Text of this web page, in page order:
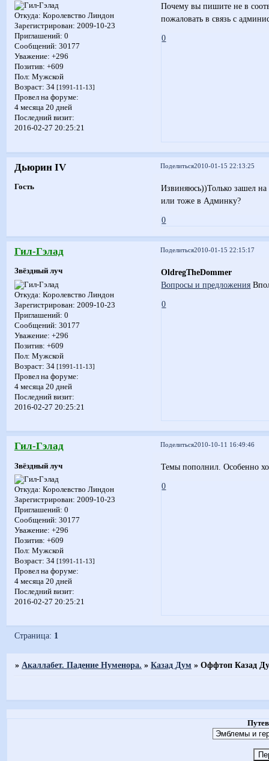
Откуда: Королевство Линдон
Зарегистрирован: 2009-10-23
Приглашений: 0
Сообщений: 30177
Уважение: +296
Позитив: +609
Пол: Мужской
Возраст: 34 [1991-11-13]
Провел на форуме:
4 месяца 20 дней
Последний визит:
2016-02-27 20:25:21
Почему вы пишите не в
пожаловать в связь с
0
Поделиться2010-01-15 22:13:25
Дьюрин IV
Гость
Извиняюсь))Только зашел
или тоже в Админку?
0
Поделиться2010-01-15 22:15:17
Гил-Гэлад
Звёздный луч
Откуда: Королевство Линдон
Зарегистрирован: 2009-10-23
Приглашений: 0
Сообщений: 30177
Уважение: +296
Позитив: +609
Пол: Мужской
Возраст: 34 [1991-11-13]
Провел на форуме:
4 месяца 20 дней
Последний визит:
2016-02-27 20:25:21
OldregTheDommer
Вопросы и предложения
0
Поделиться2010-10-11 16:49:46
Гил-Гэлад
Звёздный луч
Откуда: Королевство Линдон
Зарегистрирован: 2009-10-23
Приглашений: 0
Сообщений: 30177
Уважение: +296
Позитив: +609
Пол: Мужской
Возраст: 34 [1991-11-13]
Провел на форуме:
4 месяца 20 дней
Последний визит:
2016-02-27 20:25:21
Темы пополнил. Особенно
0
Страница: 1
» Акаллабет. Падение Нуменора. »Казад Дум »Оффтоп Казад